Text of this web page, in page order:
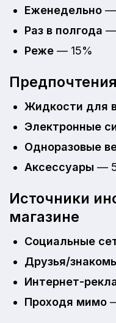
Еженедельно —
Раз в полгода —
Реже — 15%
Жидкости для
Электронные
Одноразовые
Аксессуары —
Источники
магазине
Социальные
Друзья/
Интернет-
Проходя мимо